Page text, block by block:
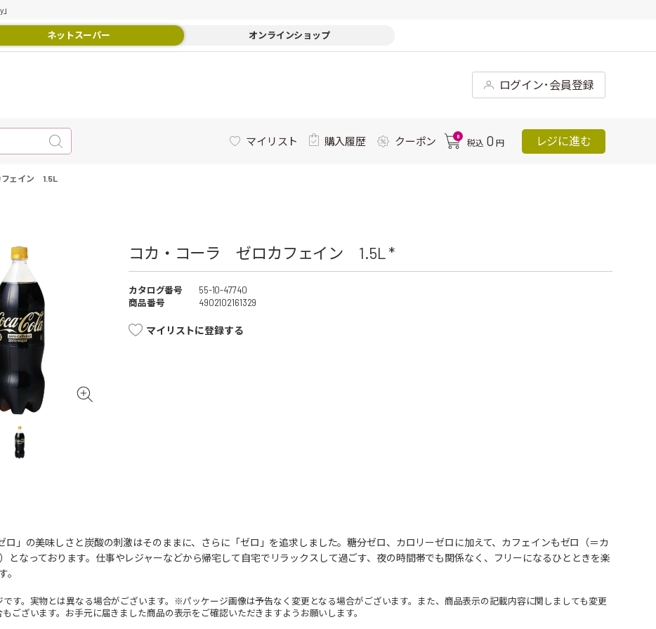
ネットスーパー オンラインショップ
ログイン･会員登録
マイリスト 購入履歴 クーポン 0
税込 0 円 レジに進む
ェイン 1.5L
コカ・コーラ ゼロカフェイン 1.5L *
カタログ番号
55-10-47740
商品番号
4902102161329
マイリストに登録する
ロ」の美味しさと炭酸の刺激はそのままに、さらに「ゼロ」を追求しました。糖分ゼロ、カロリーゼロに加えて、カフェインもゼロ（＝カ
となっております。仕事やレジャーなどから帰宅して自宅でリラックスして過ごす、夜の時間帯でも関係なく、フリーになるひとときを楽
。
す。実物とは異なる場合がございます。※パッケージ画像は予告なく変更となる場合がございます。また、商品表示の記載内容に関しましても変更
もございます。お手元に届きました商品の表示をご確認いただきますようお願いします。